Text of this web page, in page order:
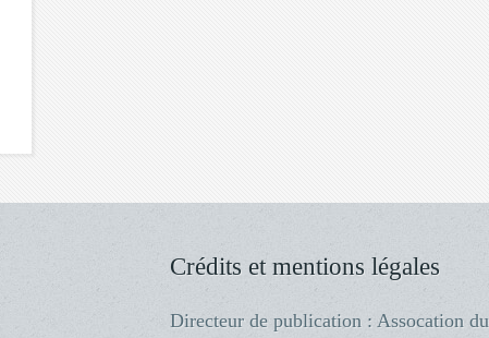
Crédits et mentions légales
Directeur de publication : Assocation